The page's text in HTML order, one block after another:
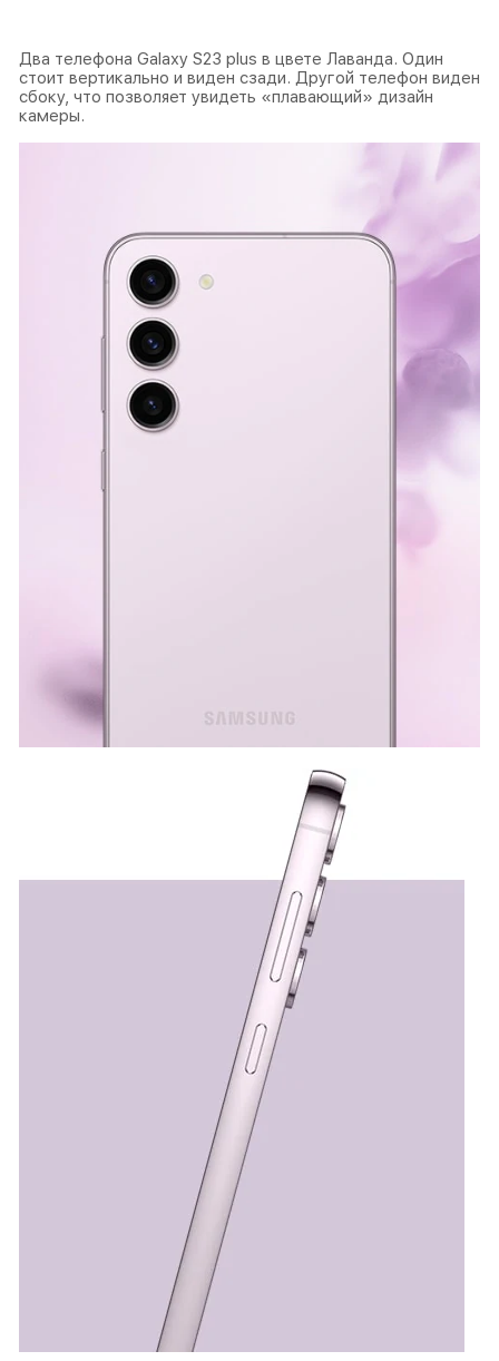
Два телефона Galaxy S23 plus в цвете Лаванда. Один
стоит вертикально и виден сзади. Другой телефон виден
сбоку, что позволяет увидеть «плавающий» дизайн
камеры.